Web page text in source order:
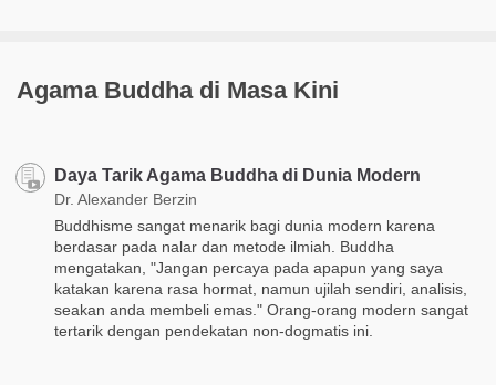
Agama Buddha di Masa Kini
Daya Tarik Agama Buddha di Dunia Modern
Dr. Alexander Berzin
Buddhisme sangat menarik bagi dunia modern karena
berdasar pada nalar dan metode ilmiah. Buddha
mengatakan, "Jangan percaya pada apapun yang saya
katakan karena rasa hormat, namun ujilah sendiri, analisis,
seakan anda membeli emas." Orang-orang modern sangat
tertarik dengan pendekatan non-dogmatis ini.